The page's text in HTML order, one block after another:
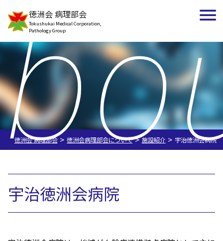
徳洲会 病理部会
Tokushukai Medical Corporation,
Pathology Group
徳洲会病理部会について
徳洲会 病理部会 > 徳洲会病理部会について > 施設紹介 > 宇治徳洲会病院
宇治徳洲会病院